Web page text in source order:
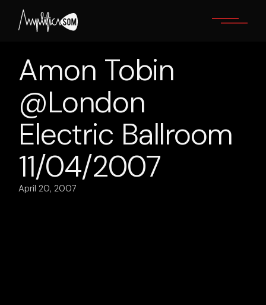
content
Amon Tobin
@London
Electric Ballroom
11/04/2007
April 20, 2007